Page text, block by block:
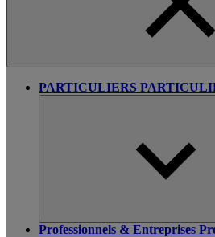
PARTICULIERS
Professionnels & Entreprises